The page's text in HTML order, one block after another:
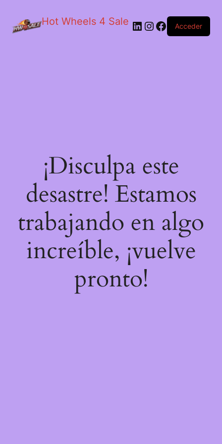
Hot Wheels 4 Sale LinkedIn
Instagram
Facebook
Acceder
¡Disculpa este
desastre! Estamos
trabajando en algo
increíble, ¡vuelve
pronto!